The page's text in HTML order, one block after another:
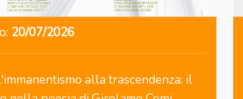
20/07/2026
alla trascendenza: il